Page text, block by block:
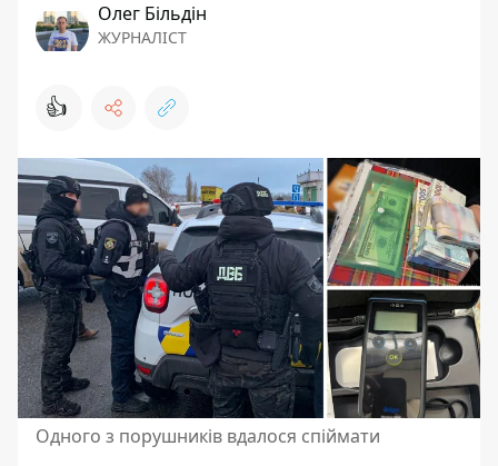
Олег Більдін
ЖУРНАЛІСТ
👍
Одного з порушників вдалося спіймати